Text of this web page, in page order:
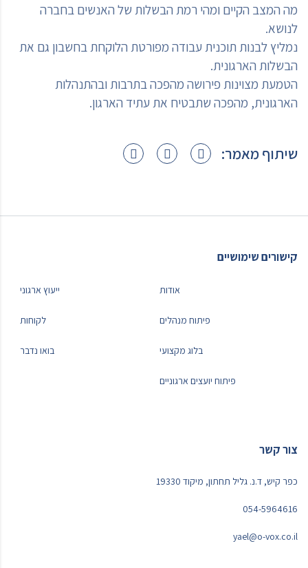
מה המצב הקיים ומהי רמת הבשלות של האנשים בחברה
לנושא.
נמליץ לבנות תוכנית עבודה מפורטת הלוקחת בחשבון גם את
הבשלות הארגונית.
הטמעת מצוינות פירושה מהפכה בתרבות ובהתנהלות
הארגונית, מהפכה שתבטיח את עתיד הארגון.
שיתוף מאמר:
קישורים שימושיים
אודות ייעוץ ארגוני
פיתוח מנהלים לקוחות
בלוג מקצועי בואו נדבר
פיתוח יועצים ארגוניים
צור קשר
כפר קיש, ד.נ. גליל תחתון, מיקוד 19330
054-5964616
yael@o-vox.co.il